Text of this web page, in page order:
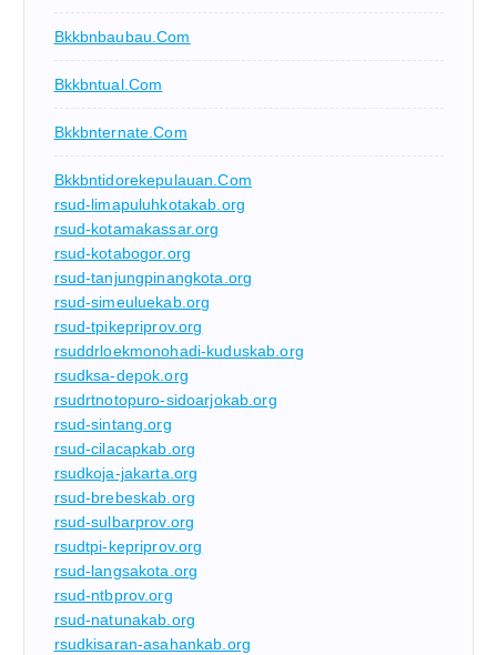
Bkkbnbaubau.com
Bkkbntual.com
Bkkbnternate.com
Bkkbntidorekepulauan.com
rsud-limapuluhkotakab.org
rsud-kotamakassar.org
rsud-kotabogor.org
rsud-tanjungpinangkota.org
rsud-simeuluekab.org
rsud-tpikepriprov.org
rsuddrloekmonohadi-kuduskab.org
rsudksa-depok.org
rsudrtnotopuro-sidoarjokab.org
rsud-sintang.org
rsud-cilacapkab.org
rsudkoja-jakarta.org
rsud-brebeskab.org
rsud-sulbarprov.org
rsudtpi-kepriprov.org
rsud-langsakota.org
rsud-ntbprov.org
rsud-natunakab.org
rsudkisaran-asahankab.org